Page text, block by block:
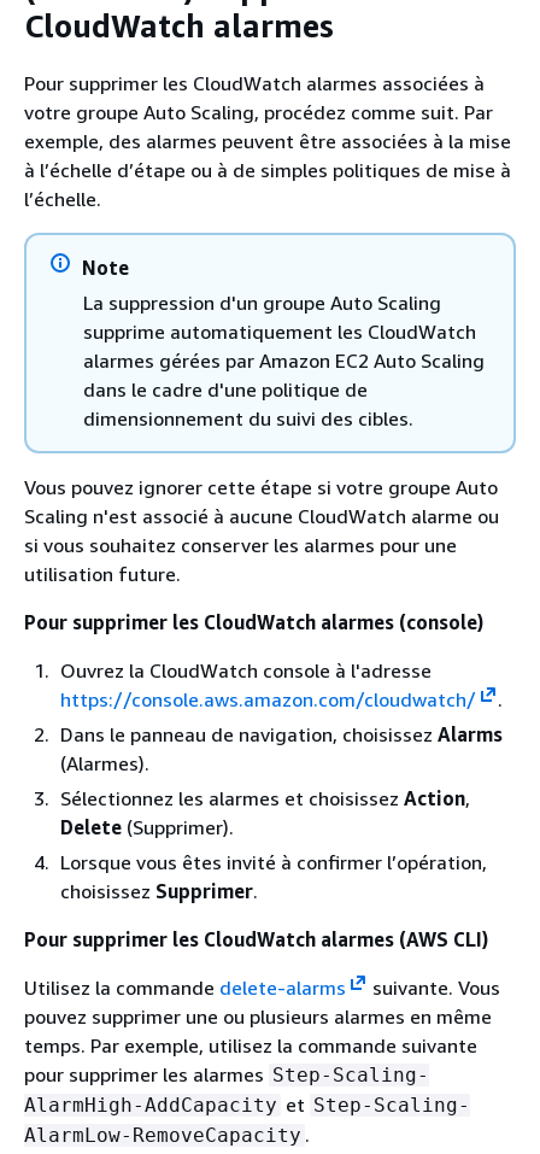
CloudWatch alarmes
Pour supprimer les CloudWatch alarmes associées à
votre groupe Auto Scaling, procédez comme suit. Par
exemple, des alarmes peuvent être associées à la mise
à l’échelle d’étape ou à de simples politiques de mise à
l’échelle.
Note
La suppression d'un groupe Auto Scaling
supprime automatiquement les CloudWatch
alarmes gérées par Amazon EC2 Auto Scaling
dans le cadre d'une politique de
dimensionnement du suivi des cibles.
Vous pouvez ignorer cette étape si votre groupe Auto
Scaling n'est associé à aucune CloudWatch alarme ou
si vous souhaitez conserver les alarmes pour une
utilisation future.
Pour supprimer les CloudWatch alarmes (console)
Ouvrez la CloudWatch console à l'adresse
https://console.aws.amazon.com/cloudwatch/
.
Dans le panneau de navigation, choisissez Alarms
(Alarmes).
Sélectionnez les alarmes et choisissez Action,
Delete (Supprimer).
Lorsque vous êtes invité à confirmer l’opération,
choisissez Supprimer.
Pour supprimer les CloudWatch alarmes (AWS CLI)
Utilisez la commande delete-alarms
suivante. Vous
pouvez supprimer une ou plusieurs alarmes en même
temps. Par exemple, utilisez la commande suivante
pour supprimer les alarmes Step-Scaling-
AlarmHigh-AddCapacity et Step-Scaling-
AlarmLow-RemoveCapacity .